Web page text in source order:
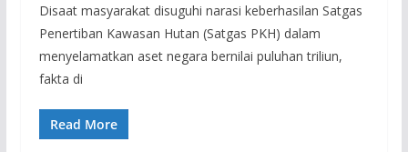
Disaat masyarakat disuguhi narasi keberhasilan Satgas
Penertiban Kawasan Hutan (Satgas PKH) dalam
menyelamatkan aset negara bernilai puluhan triliun,
fakta di
Read More